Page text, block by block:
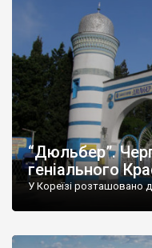
“Дюльбер”.
геніального
У Кореїзі розташовано